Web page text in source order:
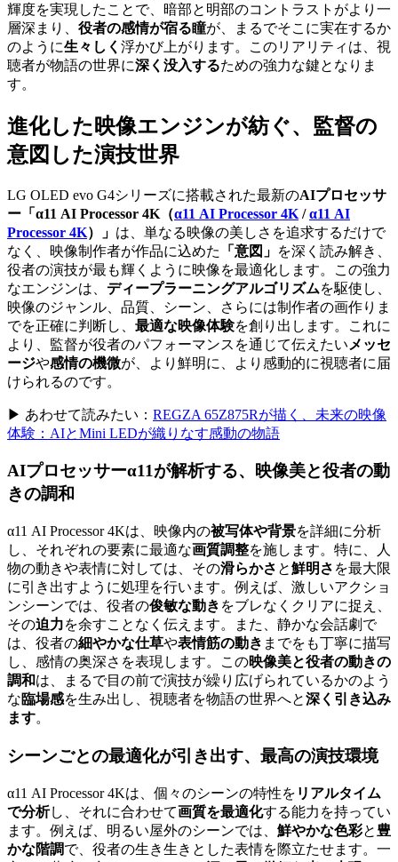
輝度を実現したことで、暗部と明部のコントラストがより一
層深まり、 役者の感情が宿る瞳が、まるでそこに実在するか
のように生々しく 浮かび上がります。このリアリティは、視
聴者が物語の世界に深く没入するための強力な鍵となりま
す。
進化した映像エンジンが紡ぐ、監督の
意図した演技世界
LG OLED evo G4シリーズに搭載された最新のAIプロセッサ
ー「 α11 AI Processor 4K（α11 AI Processor 4K /α11 AI
Processor 4K） 」 は、単なる映像の美しさを追求するだけで
なく、映像制作者が作品に込めた
「意図」 を深く読み解き、
役者の演技が最も輝くように映像を最適化します。この強力
なエンジンは、 ディープラーニングアルゴリズムを駆使し、
映像のジャンル、品質、シーン、さらには制作者の画作りま
でを正確に判断し、 最適な映像体験を創り出します。これに
より、監督が役者のパフォーマンスを通じて伝えたい メッセ
ージや感情の機微が、より鮮明に、より感動的に視聴者に届
けられるのです。
▶ あわせて読みたい： REGZA 65Z875Rが描く、未来の映像
体験：AIとMini LEDが織りなす感動の物語
AIプロセッサーα11が解析する、 映像美と役者の動
きの調和
α11 AI Processor 4Kは、映像内の被写体や背景を詳細に分析
し、それぞれの要素に最適な画質調整を施します。特に、人
物の動きや表情に対しては、その滑らかさ と鮮明さ を最大限
に引き出すように処理を行います。例えば、激しいアクショ
ンシーンでは、役者の俊敏な動き をブレなくクリアに捉え、
その迫力を余すことなく伝えます。また、静かな会話劇で
は、役者の細やかな仕草や表情筋の動き までをも丁寧に描写
し、感情の奥深さを表現します。この映像美と役者の動きの
調和は、まるで目の前で演技が繰り広げられているかのよう
な臨場感を生み出し、視聴者を物語の世界へと深く引き込み
ます。
シーンごとの最適化が引き出す、最高の演技環境
α11 AI Processor 4Kは、個々のシーンの特性を リアルタイム
で分析し、それに合わせて画質を最適化する能力を持ってい
ます。例えば、明るい屋外のシーンでは、 鮮やかな色彩と 豊
かな階調で、役者の生き生きとした表情を際立たせます。一